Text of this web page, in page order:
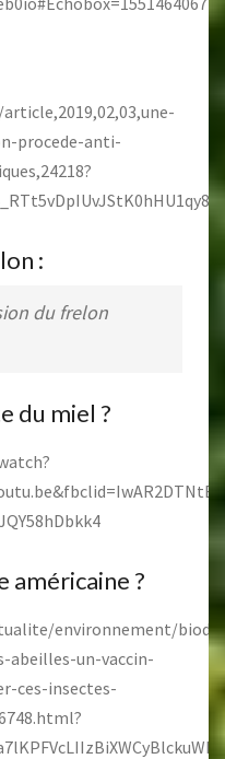
procede-anti-
:
du frelon
du miel ?
américaine ?
environnement/
abeilles-un-vaccin-
ces-insectes-